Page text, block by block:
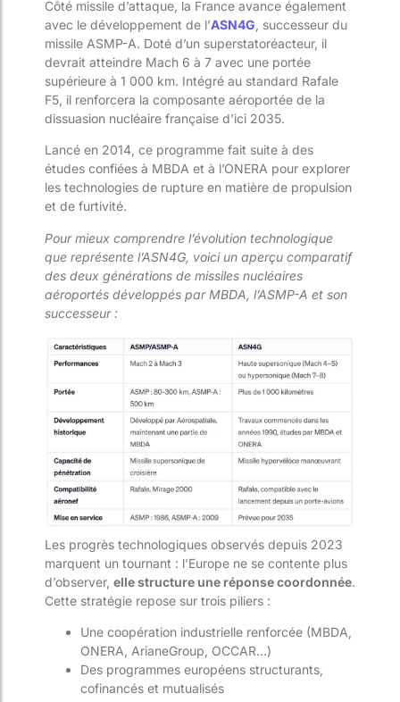
Côté missile d’attaque, la France avance également
avec le développement de l’ASN4G , successeur du
missile ASMP-A. Doté d’un superstatoréacteur, il
devrait atteindre Mach 6 à 7 avec une portée
supérieure à 1 000 km. Intégré au standard Rafale
F5, il renforcera la composante aéroportée de la
dissuasion nucléaire française d’ici 2035.
Lancé en 2014, ce programme fait suite à des
études confiées à MBDA et à l’ONERA pour explorer
les technologies de rupture en matière de propulsion
et de furtivité.
Pour mieux comprendre l’évolution technologique
que représente l’ASN4G, voici un aperçu comparatif
des deux générations de missiles nucléaires
aéroportés développés par MBDA, l’ASMP-A et son
successeur :
Les progrès technologiques observés depuis 2023
marquent un tournant : l’Europe ne se contente plus
d’observer, elle structure une réponse coordonnée.
Cette stratégie repose sur trois piliers :
Une coopération industrielle renforcée (MBDA,
ONERA, ArianeGroup, OCCAR…)
Des programmes européens structurants,
cofinancés et mutualisés